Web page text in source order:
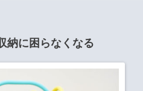
納に困らなくなる